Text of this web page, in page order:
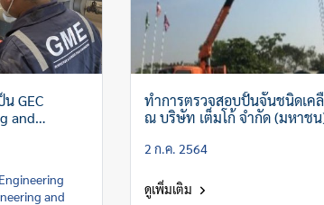
GEC
and
and
ทำการตรวจสอบปั้นจั่นชนิดเค
ณ บริษัท เต็มโก้ จำกัด (มหาช
2 ก.ค. 2564
ดูเพิ่มเติม